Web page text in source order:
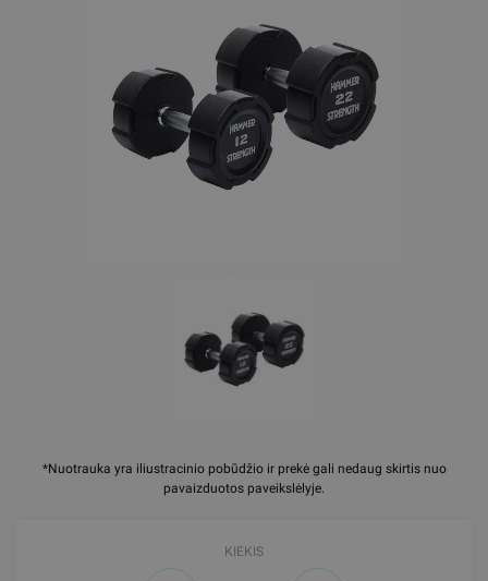
*Nuotrauka yra iliustracinio pobūdžio ir prekė gali nedaug skirtis nuo
pavaizduotos paveikslėlyje.
KIEKIS